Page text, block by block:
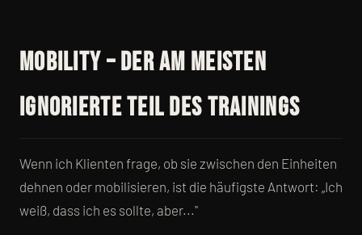
Mobility – der am meisten
ignorierte Teil des Trainings
Wenn ich Klienten frage, ob sie zwischen den Einheiten
dehnen oder mobilisieren, ist die häufigste Antwort: „Ich
weiß, dass ich es sollte, aber..."